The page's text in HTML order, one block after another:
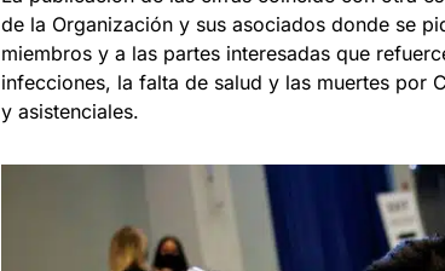
de la Organización y sus asociados donde se
miembros y a las partes interesadas que
infecciones, la falta de salud y las muertes por
y asistenciales.